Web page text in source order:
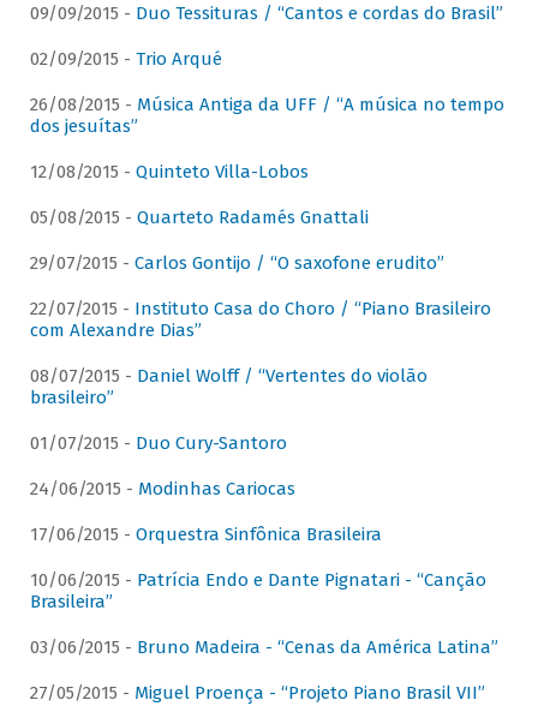
09/09/2015 - Duo Tessituras / “Cantos e cordas do Brasil”
02/09/2015 - Trio Arqué
26/08/2015 - Música Antiga da UFF / “A música no tempo
dos jesuítas”
12/08/2015 - Quinteto Villa-Lobos
05/08/2015 - Quarteto Radamés Gnattali
29/07/2015 - Carlos Gontijo / “O saxofone erudito”
22/07/2015 - Instituto Casa do Choro / “Piano Brasileiro
com Alexandre Dias”
08/07/2015 - Daniel Wolff / “Vertentes do violão
brasileiro”
01/07/2015 - Duo Cury-Santoro
24/06/2015 - Modinhas Cariocas
17/06/2015 - Orquestra Sinfônica Brasileira
10/06/2015 - Patrícia Endo e Dante Pignatari - “Canção
Brasileira”
03/06/2015 - Bruno Madeira - “Cenas da América Latina”
27/05/2015 - Miguel Proença - “Projeto Piano Brasil VII”